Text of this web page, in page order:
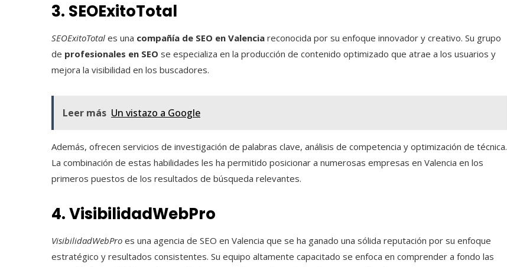
3. SEOExitoTotal
SEOExitoTotal es una compañía de SEO en Valencia reconocida por su enfoque innovador y creativo. Su grupo
de profesionales en SEO se especializa en la producción de contenido optimizado que atrae a los usuarios y
mejora la visibilidad en los buscadores.
Leer más Un vistazo a Google
Además, ofrecen servicios de investigación de palabras clave, análisis de competencia y optimización de técnica.
La combinación de estas habilidades les ha permitido posicionar a numerosas empresas en Valencia en los
primeros puestos de los resultados de búsqueda relevantes.
4. VisibilidadWebPro
VisibilidadWebPro es una agencia de SEO en Valencia que se ha ganado una sólida reputación por su enfoque
estratégico y resultados consistentes. Su equipo altamente capacitado se enfoca en comprender a fondo las